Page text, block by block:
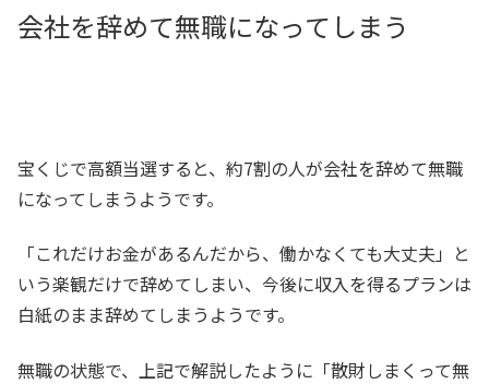
会社を辞めて無職になってしまう
宝くじで高額当選すると、約7割の人が会社を辞めて無職
になってしまうようです。
「これだけお金があるんだから、働かなくても大丈夫」と
いう楽観だけで辞めてしまい、今後に収入を得るプランは
白紙のまま辞めてしまうようです。
無職の状態で、上記で解説したように「散財しまくって無